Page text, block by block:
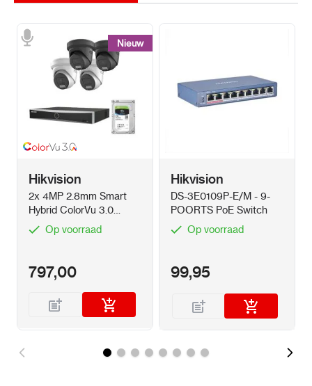
Nieuw
Nieuw
Hikvision
2x 4MP 2.8mm Smart
Hybrid ColorVu 3.0
camera's met 4 kanaals
NVR
Op voorraad
797,00
Hikvision
DS-3E0109P-E/M - 9-
POORTS PoE Switch
Op voorraad
99,95